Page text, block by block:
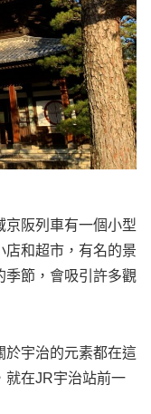
京阪列車有一個小型
店和超市，有名的景
季節，會吸引許多觀
於宇治的元素都在這
在JR宇治站前一